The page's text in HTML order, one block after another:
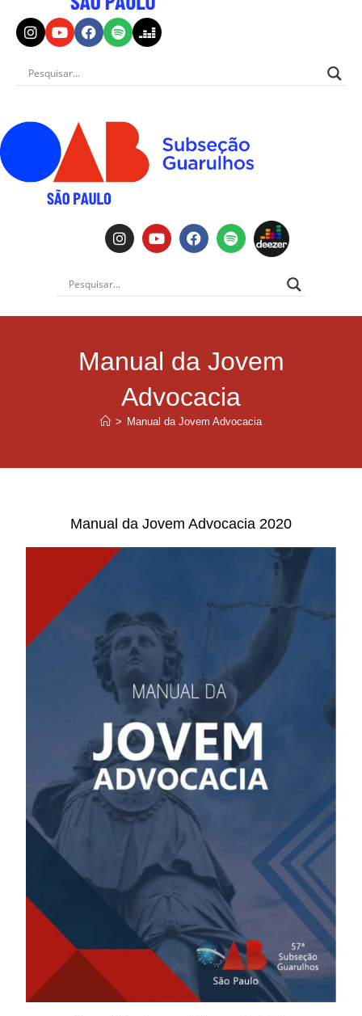
Manual da Jovem
Advocacia
> Manual da Jovem Advocacia
Manual da Jovem Advocacia 2020